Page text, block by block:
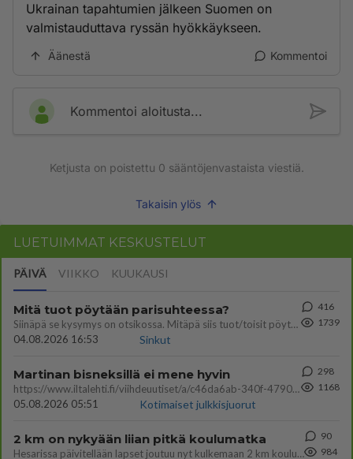
Ukrainan tapahtumien jälkeen Suomen on
valmistauduttava ryssän hyökkäykseen.
Äänestä Kommentoi
Kommentoi aloitusta...
Ketjusta on poistettu 0 sääntöjenvastaista viestiä.
Takaisin ylös
LUETUIMMAT KESKUSTELUT
PÄIVÄ VIIKKO KUUKAUSI
Mitä tuot pöytään parisuhteessa?
Siinäpä se kysymys on otsikossa. Mitäpä siis tuot/toisit pöytään parisuhteessa? Oletko mies vai nainen? Koetko sen mitä
04.08.2026 16:53
Sinkut
416
1739
Martinan bisneksillä ei mene hyvin
https://www.iltalehti.fi/viihdeuutiset/a/c46da6ab-340f-4790-aaa7-0865eed2336 Yrityksen konkurssihakemus on tullut kärä
05.08.2026 05:51
Kotimaiset julkkisjuorut
298
1168
2 km on nykyään liian pitkä koulumatka
Hesarissa päivitellään lapset joutuu nyt kulkemaan 2 km kouluun jösses. Ruostefillarilla tuo matka menee vaikka miten äk
90
984